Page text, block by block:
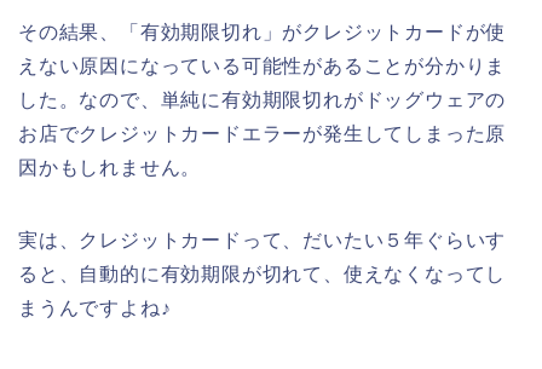
その結果、「有効期限切れ」がクレジットカードが使
えない原因になっている可能性があることが分かりま
した。なので、単純に有効期限切れがドッグウェアの
お店でクレジットカードエラーが発生してしまった原
因かもしれません。
実は、クレジットカードって、だいたい５年ぐらいす
ると、自動的に有効期限が切れて、使えなくなってし
まうんですよね♪